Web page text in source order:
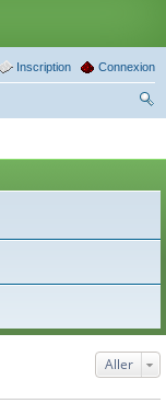
Connexion
Inscription
Aller